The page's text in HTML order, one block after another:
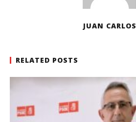
JUAN CARLOS
RELATED POSTS